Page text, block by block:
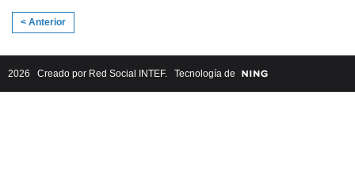
< Anterior
2026 Creado por Red Social INTEF. Tecnología de